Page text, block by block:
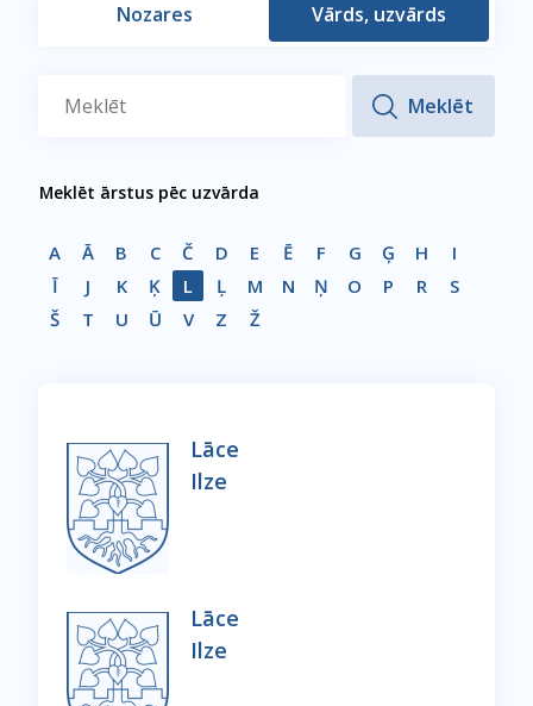
Nozares Vārds, uzvārds
Meklēt ārstus pēc uzvārda
A Ā B C Č D E Ē F G Ģ H
I
Ī
J K Ķ L Ļ M N Ņ O P R
S
Š
T U Ū V Z Ž
Lāce
Ilze
Lāce
Ilze